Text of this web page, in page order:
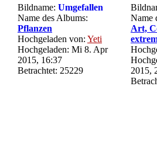
Bildname: Umgefallen
Name des Albums:
Pflanzen
Hochgeladen von: Yeti
Hochgeladen: Mi 8. Apr
2015, 16:37
Betrachtet: 25229
Name
Art,
2015,